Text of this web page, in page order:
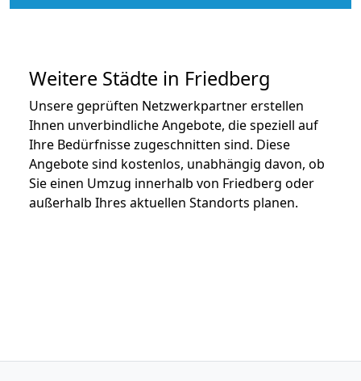
Weitere Städte in Friedberg
Unsere geprüften Netzwerkpartner erstellen
Ihnen unverbindliche Angebote, die speziell auf
Ihre Bedürfnisse zugeschnitten sind. Diese
Angebote sind kostenlos, unabhängig davon, ob
Sie einen Umzug innerhalb von Friedberg oder
außerhalb Ihres aktuellen Standorts planen.